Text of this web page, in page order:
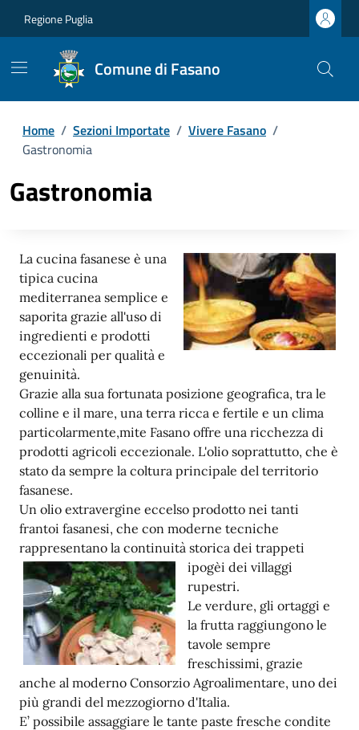
Regione Puglia
Comune di Fasano
Home / Sezioni Importate / Vivere Fasano /
Gastronomia
Gastronomia
La cucina fasanese è una
tipica cucina
mediterranea semplice e
saporita grazie all'uso di
ingredienti e prodotti
eccezionali per qualità e
genuinità.
Grazie alla sua fortunata posizione geografica, tra le
colline e il mare, una terra ricca e fertile e un clima
particolarmente,mite Fasano offre una ricchezza di
prodotti agricoli eccezionale. L'olio soprattutto, che è
stato da sempre la coltura principale del territorio
fasanese.
Un olio extravergine eccelso prodotto nei tanti
frantoi fasanesi, che con moderne tecniche
rappresentano la continuità storica dei trappeti
ipogèi dei villaggi
rupestri.
Le verdure, gli ortaggi e
la frutta raggiungono le
tavole sempre
freschissimi, grazie
anche al moderno Consorzio Agroalimentare, uno dei
più grandi del mezzogiorno d'Italia.
E’ possibile assaggiare le tante paste fresche condite